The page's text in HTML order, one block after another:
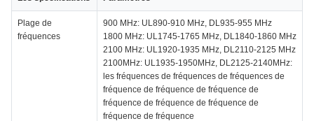
Plage de
fréquences
900 MHz: UL890-910 MHz, DL935-955 MHz
1800 MHz: UL1745-1765 MHz, DL1840-1860 MHz
2100 MHz: UL1920-1935 MHz, DL2110-2125 MHz
2100MHz: UL1935-1950MHz, DL2125-2140MHz:
les fréquences de fréquences de fréquences de
fréquence de fréquence de fréquence de
fréquence de fréquence de fréquence de
fréquence de fréquence